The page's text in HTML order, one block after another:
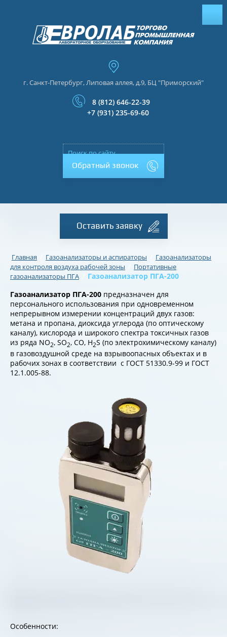
г. Санкт-Петербург, Липовая аллея, д.9, БЦ "Приморский"
8 (812) 646-22-39
+7 (931) 235-69-60
Обратный звонок
Оставить заявку
Главная Газоанализаторы и аспираторы
Газоанализаторы
для контроля воздуха рабочей зоны
Портативные
газоанализаторы ПГА
Газоанализатор ПГА-200
Газоанализатор ПГА-200 предназначен для
персонального использования при одновременном
непрерывном измерении концентра­ций двух газов:
метана и пропана, диоксида углерода (по оптическому
каналу), кислорода и широкого спектра токсичных газов
из ряда NO2, SO2, CO, H2S (по электрохимическому каналу)
в газовоздушной среде на взрывоопасных объектах и в
рабочих зонах в соответствии с ГОСТ 51330.9-99 и ГОСТ
12.1.005-88.
Особенности: